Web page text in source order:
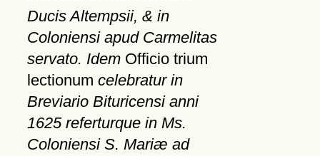
Ducis Altempsii, & in
Coloniensi apud Carmelitas
servato. IdemOfficio trium
lectionum celebratur in
Breviario Bituricensi anni
1625 referturque in Ms.
Coloniensi S. Mariæ ad